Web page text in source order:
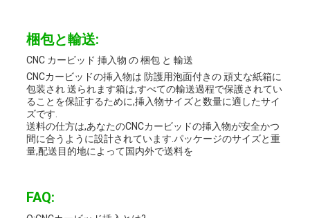
梱包と輸送:
CNC カービッド 挿入物 の 梱包 と 輸送
CNCカービッドの挿入物は 防護用泡面付きの 頑丈な紙箱に
包装され 送られます箱は,すべての輸送過程で保護されてい
ることを保証するために,挿入物サイズと数量に適したサイ
ズです.
送料の仕方は,あなたのCNCカービッドの挿入物が安全かつ
間に合うように設計されています.パッケージのサイズと重
量,配送目的地によって国内外で送料を
FAQ: